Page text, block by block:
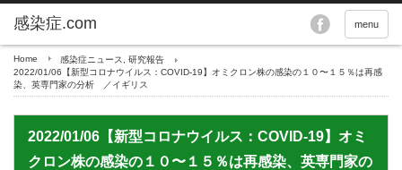
menu
Home 感染症ニュース
研究報告
2022/01/06【新型コロナウイルス：COVID-19】オミクロン株の感染の１０〜１５％は再感
染、英専門家の分析 ／イギリス
2022/01/06【新型コロナウイルス：COVID-19】オミ
クロン株の感染の１０〜１５％は再感染、英専門家の